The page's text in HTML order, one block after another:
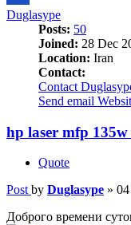
Duglasype
Posts: 50
Joined: 28 Dec
Location: Iran
Contact:
Contact
Send email
hp laser mfp
Quote
Post by Duglasype »
Доброго времени